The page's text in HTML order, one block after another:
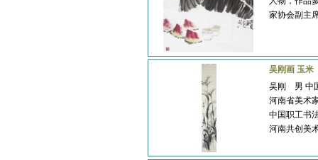
家协会副主
吴刚画 玉米
吴刚 男 中
河南省美术
中国职工书
河南共创美